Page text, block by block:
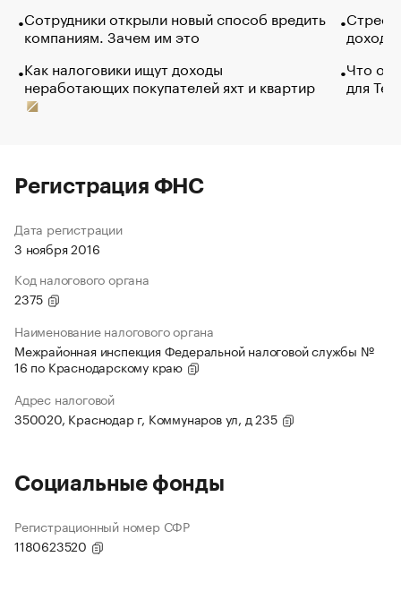
Сотрудники открыли новый способ вредить
компаниям. Зачем им это
Как налоговики ищут доходы
неработающих покупателей яхт и квартир
Что
для
Регистрация ФНС
Дата регистрации
3 ноября 2016
Код налогового органа
2375
Наименование налогового органа
Межрайонная инспекция Федеральной налоговой службы №
16 по Краснодарскому краю
Адрес налоговой
350020, Краснодар г, Коммунаров ул, д 235
Социальные фонды
Регистрационный номер СФР
1180623520